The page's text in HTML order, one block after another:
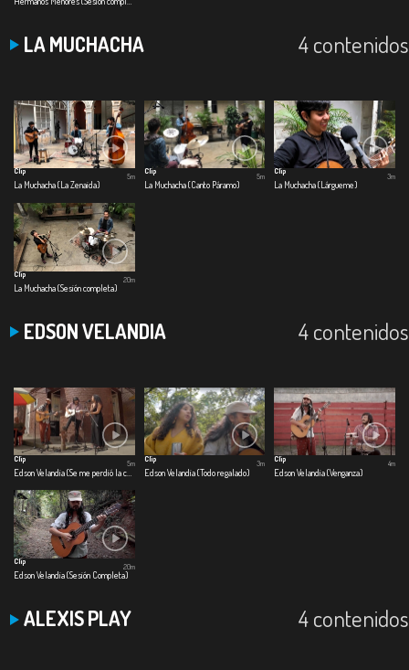
LA MUCHACHA 4 contenidos
Clip
La Muchacha (La Zenaida)
5m
Clip
La Muchacha (Canto Páramo)
5m
Clip
La Muchacha (Lárgueme)
3m
Clip
La Muchacha (Sesión completa)
20m
EDSON VELANDIA 4 contenidos
Clip
5m
Clip
Edson Velandia (Todo regalado)
3m
Clip
Edson Velandia (Venganza)
4m
Clip
Edson Velandia (Sesión Completa)
20m
ALEXIS PLAY 4 contenidos